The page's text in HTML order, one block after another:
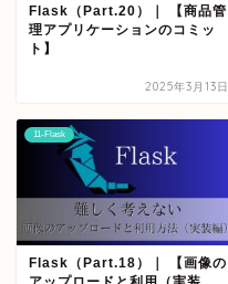
Flask（Part.20）｜ 【商品管
理アプリケーションのコミッ
ト】
2025年3月13日
11-Flask
Flask（Part.18）｜ 【画像の